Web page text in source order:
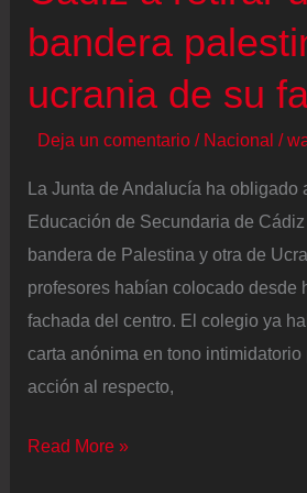
de
entre
45
años
bandera
ucrania de su
Deja un comentario / Nacional /
La Junta de Andalucía ha obligado
Educación de Secundaria de
bandera de Palestina y otra de
profesores habían colocado desde
fachada del centro. El colegio ya
carta anónima en tono intimidatorio
acción al respecto,
La
Read More »